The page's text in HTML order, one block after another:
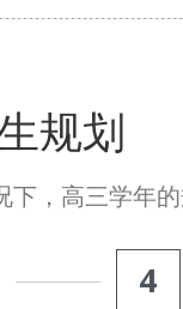
规划
下，高三学年
4